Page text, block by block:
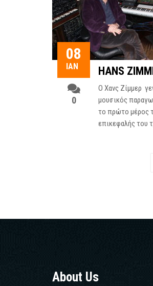
08
ΙΑΝ
0
HANS
Ο Χανς Ζίμμερ
μουσικός
το πρώτο μέρος
επικεφαλής του
About Us